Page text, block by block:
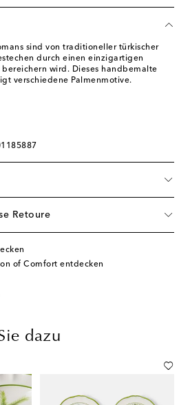
sind von traditioneller türkischer
durch einen einzigartigen
bereichern wird. Dieses handbemalte
verschiedene Palmenmotive.
Retoure
of Comfort entdecken
dazu